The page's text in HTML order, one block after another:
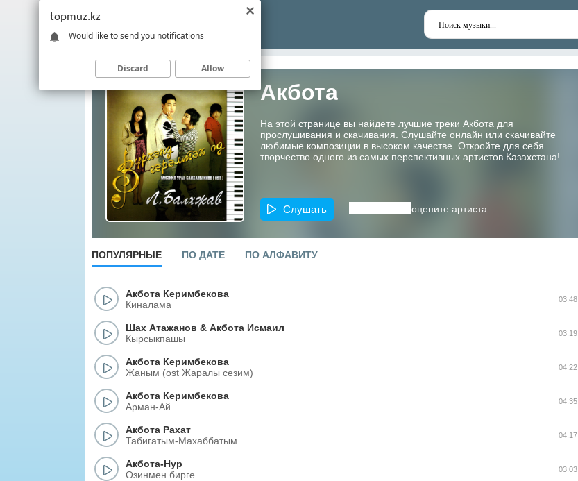
Акбота
На этой странице вы найдете лучшие треки Акбота для
прослушивания и скачивания. Слушайте онлайн или скачивайте
любимые композиции в высоком качестве. Откройте для себя
творчество одного из самых перспективных артистов Казахстана!
Слушать оцените артиста
ПОПУЛЯРНЫЕ ПО ДАТЕ ПО АЛФАВИТУ
Акбота Керимбекова
Киналама
03:48
Шах Атажанов & Акбота Исмаил
Кырсыкпашы
03:19
Акбота Керимбекова
Жаным (ost Жаралы сезим)
04:22
Акбота Керимбекова
Арман-Ай
04:35
Акбота Рахат
Табигатым-Махаббатым
04:17
Акбота-Нур
Озинмен бирге
03:03
topmuz.kz
Would like to send you notifications
Discard Allow